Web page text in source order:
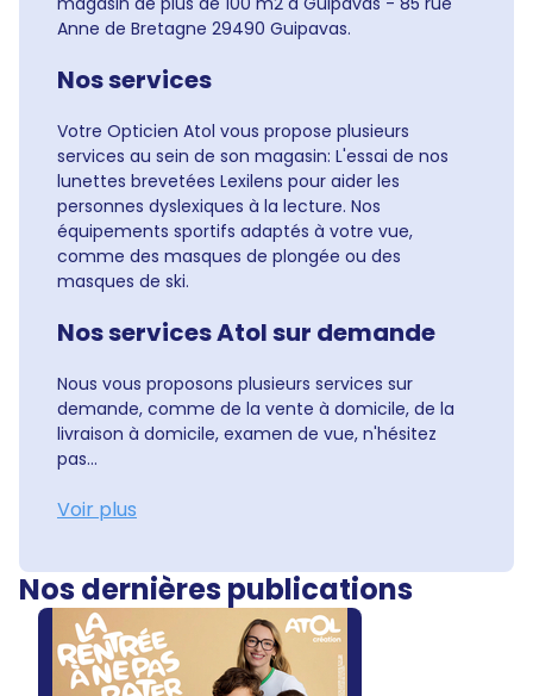
Anne de Bretagne 29490 Guipavas.
Nos services
Votre Opticien Atol vous propose plusieurs
services au sein de son magasin: L'essai de nos
lunettes brevetées Lexilens pour aider les
personnes dyslexiques à la lecture. Nos
équipements sportifs adaptés à votre vue,
comme des masques de plongée ou des
masques de ski.
Nos services Atol sur demande
Nous vous proposons plusieurs services sur
demande, comme de la vente à domicile, de la
livraison à domicile, examen de vue, n'hésitez
pas...
Voir plus
Nos dernières publications